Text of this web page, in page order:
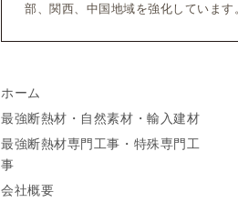
部、関西、中国地域を強化していま
ホーム
最強断熱材・自然素材・輸入建材
最強断熱材専門工事・特殊専門工
事
会社概要